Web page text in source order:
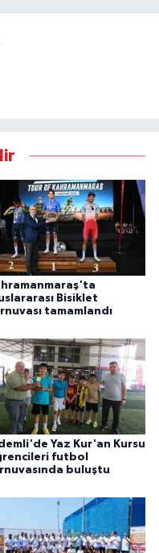
Bisiklet
tamamlandı
Yaz Kur'an Kursu
futbol
buluştu